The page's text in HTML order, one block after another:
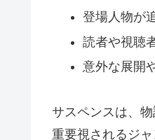
登場人物が
読者や視聴
意外な展開
サスペンスは、
重要視されるジ